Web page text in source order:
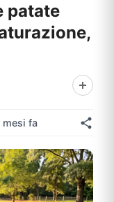
patate
mesi fa